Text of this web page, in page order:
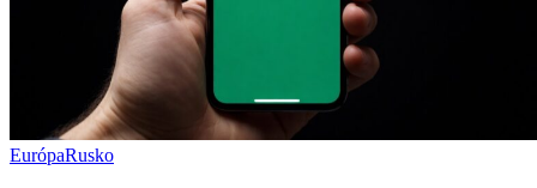
EurópaRusko